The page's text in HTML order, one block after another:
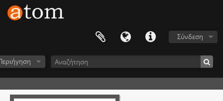
Σύνδεση